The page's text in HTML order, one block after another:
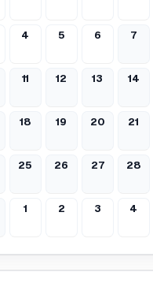
4 5 6 7
11 12 13 14
18 19 20 21
25 26 27 28
1 2 3 4